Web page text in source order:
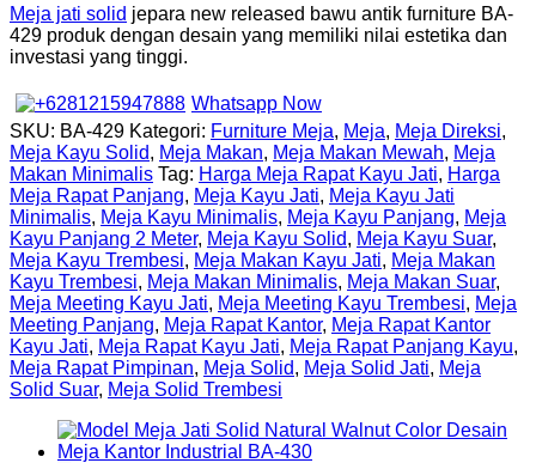
Meja jati solid jepara new released bawu antik furniture BA-
429 produk dengan desain yang memiliki nilai estetika dan
investasi yang tinggi.
Whatsapp Now
SKU: BA-429 Kategori: Furniture Meja, Meja, Meja Direksi,
Meja Kayu Solid, Meja Makan, Meja Makan Mewah, Meja
Makan Minimalis Tag: Harga Meja Rapat Kayu Jati, Harga
Meja Rapat Panjang, Meja Kayu Jati, Meja Kayu Jati
Minimalis, Meja Kayu Minimalis, Meja Kayu Panjang, Meja
Kayu Panjang 2 Meter, Meja Kayu Solid, Meja Kayu Suar,
Meja Kayu Trembesi, Meja Makan Kayu Jati, Meja Makan
Kayu Trembesi, Meja Makan Minimalis, Meja Makan Suar,
Meja Meeting Kayu Jati, Meja Meeting Kayu Trembesi, Meja
Meeting Panjang, Meja Rapat Kantor, Meja Rapat Kantor
Kayu Jati, Meja Rapat Kayu Jati, Meja Rapat Panjang Kayu,
Meja Rapat Pimpinan, Meja Solid, Meja Solid Jati, Meja
Solid Suar, Meja Solid Trembesi